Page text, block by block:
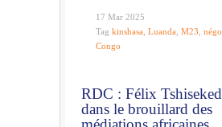
17 Mar 2025
Tag kinshasa Luanda M23
Congo
RDC : Félix
dans le brouillard des